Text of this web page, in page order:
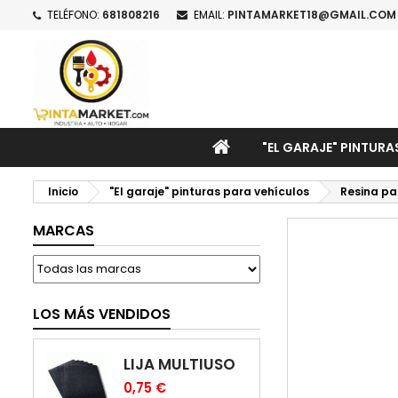
TELÉFONO: 681808216 EMAIL: PINTAMARKET18@GMAIL.COM
INICIO"EL GARAJE"
Inicio "El garaje" pinturas para vehículos Resina
MARCAS
LOS MÁS VENDIDOS
LIJA MULTIUSO
0,75 €